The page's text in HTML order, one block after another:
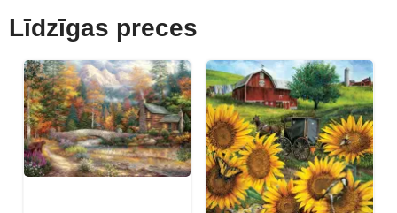
Līdzīgas preces